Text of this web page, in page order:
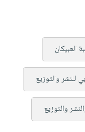
العبيكان
للنشر والتوزيع
والتوزيع